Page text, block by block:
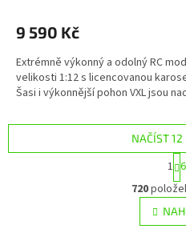
9 590 Kč
Extrémně výkonný a odolný RC
velikosti 1:12 s licencovanou
Šasi i výkonnější pohon VXL jsou
O
v
l
á
NAČÍST 12
S
t
r
á
n
k
1
720